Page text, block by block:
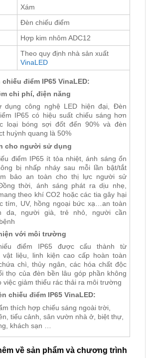
Xám
Đèn chiếu điểm
Hợp kim nhôm ADC12
Theo quy định nhà sản xuất
VinaLED
điểm IP65 VinaLED:
chi phí, điện năng
dụng công nghệ LED hiện đại, Đèn
IP65 có hiệu suất chiếu sáng hơn
loại bóng sợi đốt đến 90% và đèn
huỳnh quang là 50%
cho người sử dụng
điểm IP65 ít tỏa nhiệt, ánh sáng ổn
bị nhấp nháy sau mỗi lần bật/tắt
bảo an toàn cho thị lực người sử
thời, ánh sáng phát ra dịu nhẹ,
theo khí CO2 hoặc các tia gây hại
tím, UV, hồng ngoại bức xạ…an toàn
da, người già, trẻ nhỏ, người cần
với môi trường
điểm IP65 được cấu thành từ
vật liệu, linh kiện cao cấp hoàn toàn
chì, thủy ngân, các hóa chất độc
thọ của đèn bền lâu góp phần không
việc giảm thiểu rác thải ra môi trường
chiếu điểm IP65 VinaLED:
thích hợp chiếu sáng ngoài trời,
tiểu cảnh, sân vườn nhà ở, biệt thự,
khách sạn …
về sản phẩm và chương trình